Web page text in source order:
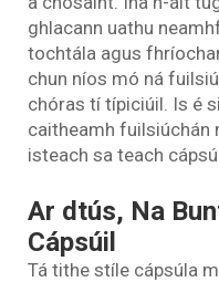
ghlacann uathu
tochtála agus
chun níos mó ná
chóras tí típiciúil. Is é
caitheamh fuilsiúchán
isteach sa teach
Ar dtús, Na
Cápsúil
Tá tithe stíle cápsúla